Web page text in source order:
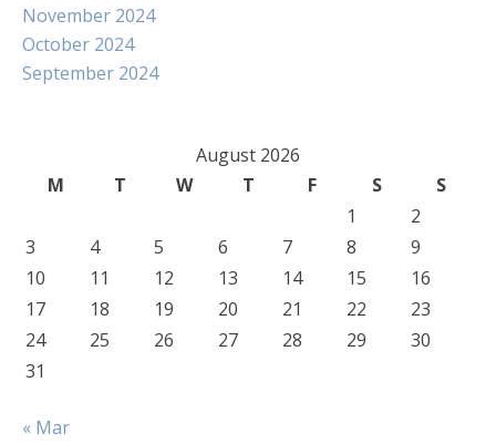
November 2024
October 2024
September 2024
August 2026
M
T W T F S
S
1
2
3
4 5 6 7 8
9
10
11 12 13 14 15
16
17
18 19 20 21 22
23
24
25 26 27 28 29
30
31
« Mar